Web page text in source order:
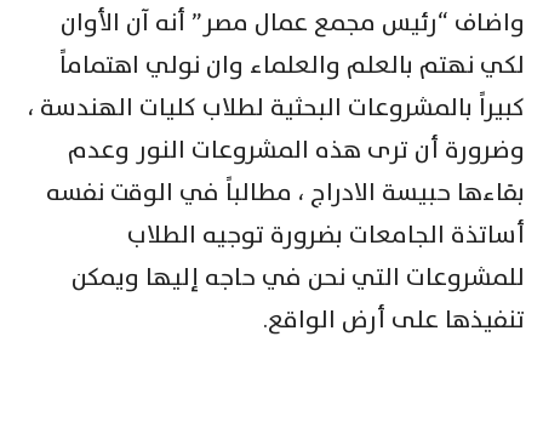
واضاف “رئيس مجمع عمال مصر” أنه آن الأوان
لكي نهتم بالعلم والعلماء وان نولي اهتماماً
كبيراً بالمشروعات البحثية لطلاب كليات الهندسة ،
وضرورة أن ترى هذه المشروعات النور وعدم
بقاءها حبيسة الادراج ، مطالباً في الوقت نفسه
أساتذة الجامعات بضرورة توجيه الطلاب
للمشروعات التي نحن في حاجه إليها ويمكن
تنفيذها على أرض الواقع.